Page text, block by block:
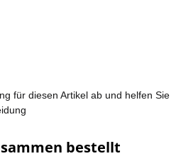
für diesen Artikel ab und helfen Sie
bestellt